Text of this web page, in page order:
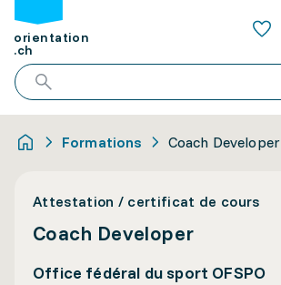
orientation
.ch
Formations Coach Developer
Attestation / certificat de cours
Coach Developer
Office fédéral du sport OFSPO